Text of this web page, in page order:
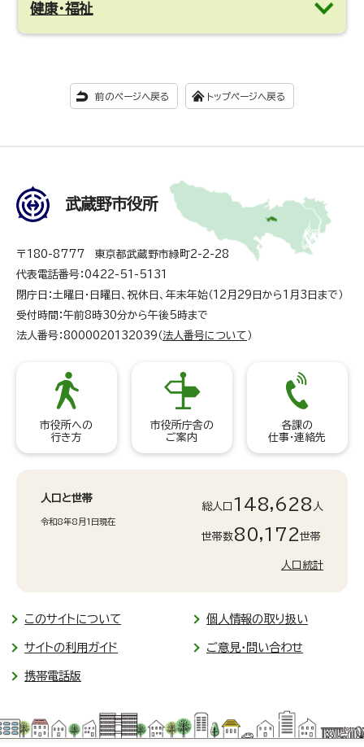
健康・福祉
前のページへ戻る トップページへ戻る
武蔵野市役所
〒180-8777 東京都武蔵野市緑町2-2-28
代表電話番号：0422-51-5131
閉庁日：土曜日・日曜日、祝休日、年末年始（12月29日から1月3日まで）
受付時間：午前8時30分から午後5時まで
法人番号：8000020132039（法人番号について ）
市役所への
行き方
市役所庁舎の
ご案内
各課の
仕事・連絡先
人口と世帯
令和8年8月1日現在
総人口 148,628 人
世帯数80,172世帯
人口統計
このサイトについて 個人情報の取り扱い
サイトの利用ガイド ご意見・問い合わせ
携帯電話版